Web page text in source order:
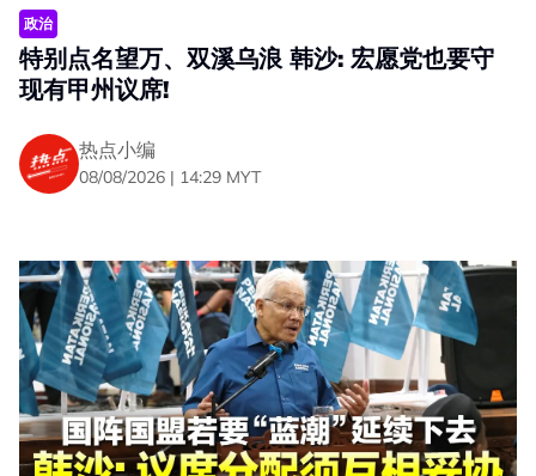
不评论火箭投票表决去留
法米暗讽土团伊党闹分裂
询及行动党将在下周日（8月16日）举行代表大会，针对是
评，但尊重该党的决定。
“那是他们的权利，我不能抢先他们做出任何决定。”
力。”
他表示，行动党并没有发出退出团结政府的声明，呼吁各界
不要进行预判。
“我们不像某些政党，说某政党自己退出联盟，我们的态度
不是那样的。”
虽然没有点名究竟是什么政党，但相信是在暗指日前国盟闹
政治
特别点名望万、双溪乌浪 韩沙: 宏愿党也要守
现有甲州议席!
热点小编
08/08/2026 | 14:29 MYT